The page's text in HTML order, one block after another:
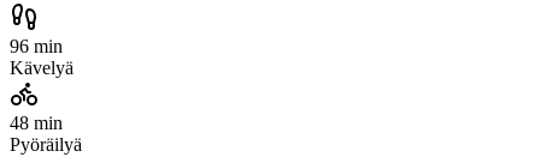
96 min
Kävelyä
48 min
Pyöräilyä